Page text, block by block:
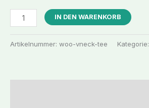
Neck
IN DEN WARENKORB
Artikelnummer: woo-vneck-tee Kategorie: